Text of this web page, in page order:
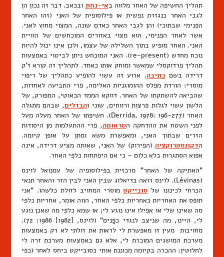
תהליך החשיפה של האחר מלווה באי-נחת ובכאב. דבר זה נכון הן
לגבי האחר כנגזרת נפשית או פילוסופית של האני (זהו האחר
הפנימי שבתוכי) והן לגבי האחר כאדם שונה, המצוי מחוץ לאני.
אשר לאחר הפנימי, הוא מצוי באזורים המוכחשים של הוויית
האני. האחר מופיע בתוך השלילה של עצמו, ולכן אינו יכול להיות
נוכח מחדש (re-present). האני המוכחש ניתן לביטוי באמצעות
תהליך פרדוקסלי שמאשר ומוחק אותו כאחד. לתהליך זה קורא ז'ק
דרידה בשם כתיבה. ארוע זה עשוי להופיע כתהליך של ריפוי
מוסרי: הורדת מפלס ההומוגניות האלימה, פרי התביעה לאחדות,
שהביאה להשתקתו של האחר. דווקא הממד הכאוטי, המפורק, של
הלשון עשוי לגלות פרצות ורווחים, שוני והבדלים, שבהם מתגלה
האחר (Derrida, 1978: 196-277). חשיפתו של האחר מעלה מעל
לפני השטח את ההדחקה הטראומה, פרי ההתעלמות מן היסודות
הזרים שבתוך האני, ומאפשרת משא ומתן על אופן קיומה.
הדקונסטרוקציה (הפירוק) של האני, שאותה מציע דרידה, אינה
אפוא הסתגרות בלא כלום – כי אם היפתחות כלפי האחר.
"האתיקה של האחר" מרכזית בפילוסופיה של עמנואל לוינס
(Lévinas). לוינס רואה בדיאלוג שבין האני לבין הזר והאחר תנאי
הכרחי לכינונו של סובייקט מוסרי המחויב לזולת כלשהו. "אני
תופס את האחריות כאחריות כלפי האחר, הווה אומר, אחריות כלפי
מה שאינו שלי או אפילו אינו נוגע לי; או שמא כלפי מה שאכן נוגע
לי, היינו, מה שניצב לנגדי כפָּנים" (לוינס, [1982] 1986: 72).
מחויבות מעין זו מאפשרת לי לראות את זולתי לא רק באמצעות
מערכת המושגים המוכרת לי, אלא גם באמצעות מערכת זרה לי
לחלוטין: ההכרה בקיומה מכוננת אותי כסובייקט ביחס לאחר (כפי